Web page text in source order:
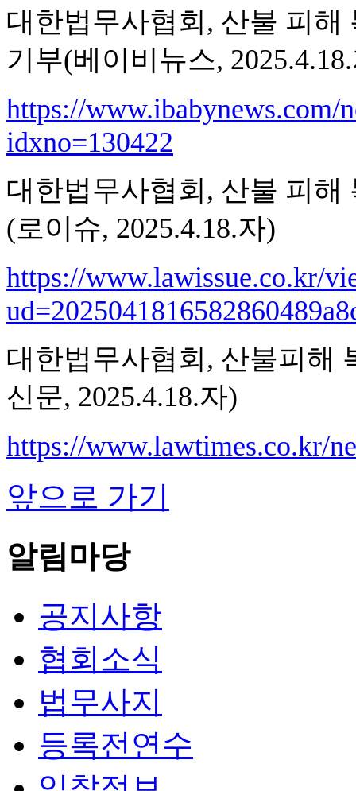
대한법무사협회, 산불 피해
기부(베이비뉴스,
https://www.ibabynews.com/
idxno=130422
대한법무사협회, 산불 피해
(로이슈, 2025.4.18.자)
https://www.lawissue.co.kr/
대한법무사협회, 산불피해
신문, 2025.4.18.자)
https://www.lawtimes.co.kr/
앞으로 가기
알림마당
공지사항
협회소식
법무사지
등록전연수